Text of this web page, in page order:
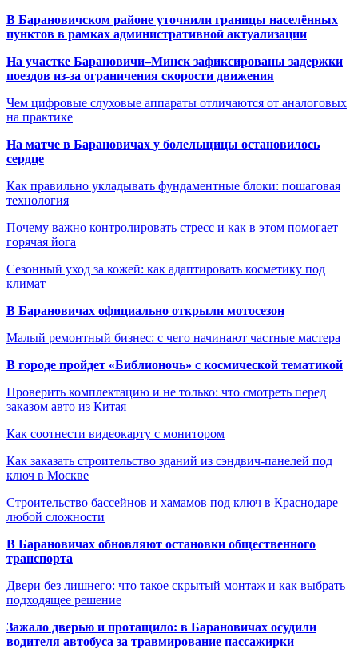
В Барановичском районе уточнили границы населённых
пунктов в рамках административной актуализации
На участке Барановичи–Минск зафиксированы задержки
поездов из-за ограничения скорости движения
Чем цифровые слуховые аппараты отличаются от аналоговых
на практике
На матче в Барановичах у болельщицы остановилось
сердце
Как правильно укладывать фундаментные блоки: пошаговая
технология
Почему важно контролировать стресс и как в этом помогает
горячая йога
Сезонный уход за кожей: как адаптировать косметику под
климат
В Барановичах официально открыли мотосезон
Малый ремонтный бизнес: с чего начинают частные мастера
В городе пройдет «Библионочь» с космической тематикой
Проверить комплектацию и не только: что смотреть перед
заказом авто из Китая
Как соотнести видеокарту с монитором
Как заказать строительство зданий из сэндвич-панелей под
ключ в Москве
Строительство бассейнов и хамамов под ключ в Краснодаре
любой сложности
В Барановичах обновляют остановки общественного
транспорта
Двери без лишнего: что такое скрытый монтаж и как выбрать
подходящее решение
Зажало дверью и протащило: в Барановичах осудили
водителя автобуса за травмирование пассажирки